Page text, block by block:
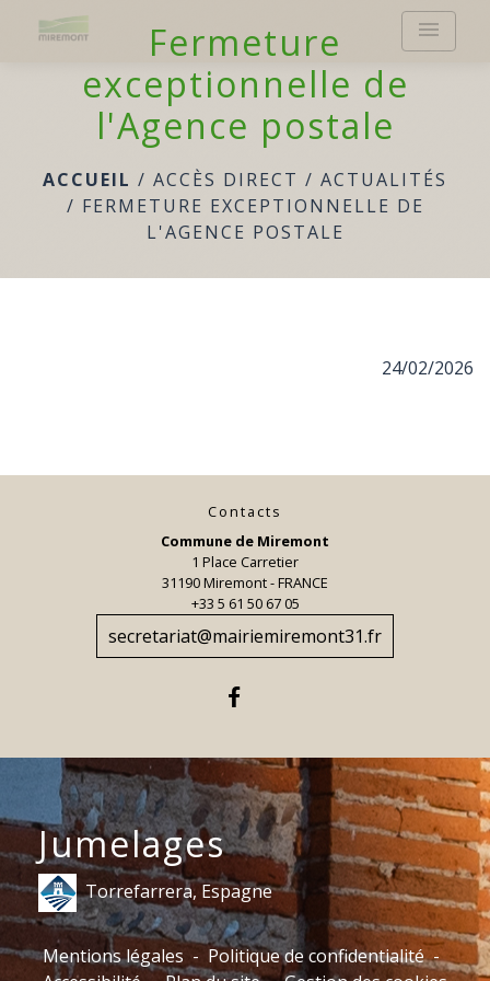
menu
Fermeture
exceptionnelle de
l'Agence postale
ACCUEIL / ACCÈS DIRECT / ACTUALITÉS
/ FERMETURE EXCEPTIONNELLE DE
L'AGENCE POSTALE
24/02/2026
Contacts
Commune de Miremont
1 Place Carretier
31190 Miremont - FRANCE
+33 5 61 50 67 05
secretariat@mairiemiremont31.fr
Jumelages
Torrefarrera, Espagne
Mentions légales - Politique de confidentialité -